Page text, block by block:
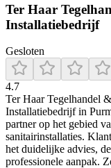
Ter Haar
Installatiebedrijf
Gesloten
4.7
Ter Haar Tegelhandel
Installatiebedrijf in
partner op het gebied
sanitairinstallaties.
het duidelijke advies,
professionele aanpak.